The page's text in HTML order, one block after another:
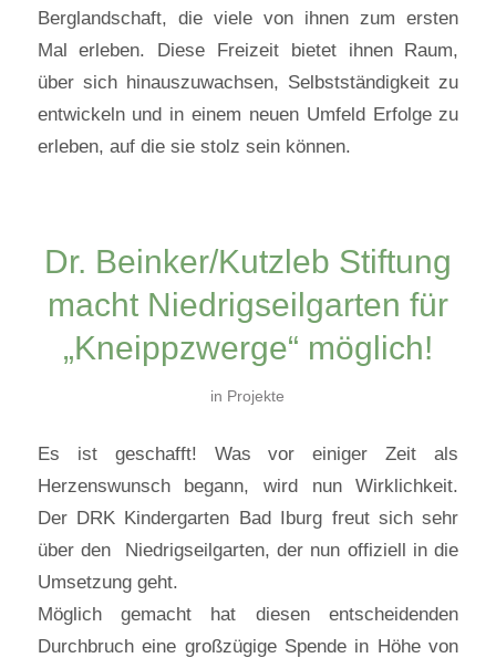
Berglandschaft, die viele von ihnen zum ersten
Mal erleben. Diese Freizeit bietet ihnen Raum,
über sich hinauszuwachsen, Selbstständigkeit zu
entwickeln und in einem neuen Umfeld Erfolge zu
erleben, auf die sie stolz sein können.
Dr. Beinker/Kutzleb Stiftung
macht Niedrigseilgarten für
„Kneippzwerge“ möglich!
in Projekte
Es ist geschafft! Was vor einiger Zeit als
Herzenswunsch begann, wird nun Wirklichkeit.
Der DRK Kindergarten Bad Iburg freut sich sehr
über den Niedrigseilgarten, der nun offiziell in die
Umsetzung geht.
Möglich gemacht hat diesen entscheidenden
Durchbruch eine großzügige Spende in Höhe von